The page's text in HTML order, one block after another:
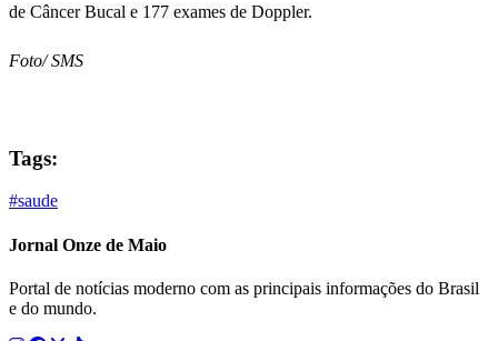
de Câncer Bucal e 177 exames de Doppler.
Foto/ SMS
Tags:
#saude
Jornal Onze de Maio
Portal de notícias moderno com as principais informações do Brasil
e do mundo.